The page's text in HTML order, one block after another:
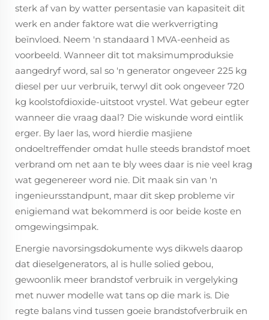
sterk af van by watter persentasie van kapasiteit dit
werk en ander faktore wat die werkverrigting
beïnvloed. Neem 'n standaard 1 MVA-eenheid as
voorbeeld. Wanneer dit tot maksimumproduksie
aangedryf word, sal so 'n generator ongeveer 225 kg
diesel per uur verbruik, terwyl dit ook ongeveer 720
kg koolstofdioxide-uitstoot vrystel. Wat gebeur egter
wanneer die vraag daal? Die wiskunde word eintlik
erger. By laer las, word hierdie masjiene
ondoeltreffender omdat hulle steeds brandstof moet
verbrand om net aan te bly wees daar is nie veel krag
wat gegenereer word nie. Dit maak sin van 'n
ingenieursstandpunt, maar dit skep probleme vir
enigiemand wat bekommerd is oor beide koste en
omgewingsimpak.
Energie navorsingsdokumente wys dikwels daarop
dat dieselgenerators, al is hulle solied gebou,
gewoonlik meer brandstof verbruik in vergelyking
met nuwer modelle wat tans op die mark is. Die
regte balans vind tussen goeie brandstofverbruik en